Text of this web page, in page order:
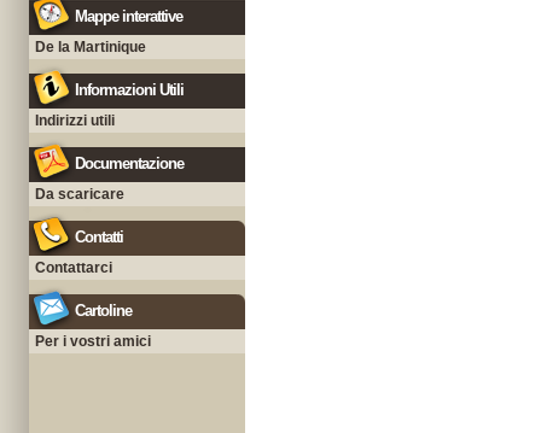
Mappe interattive
De la Martinique
Informazioni Utili
Indirizzi utili
Documentazione
Da scaricare
Contatti
Contattarci
Cartoline
Per i vostri amici